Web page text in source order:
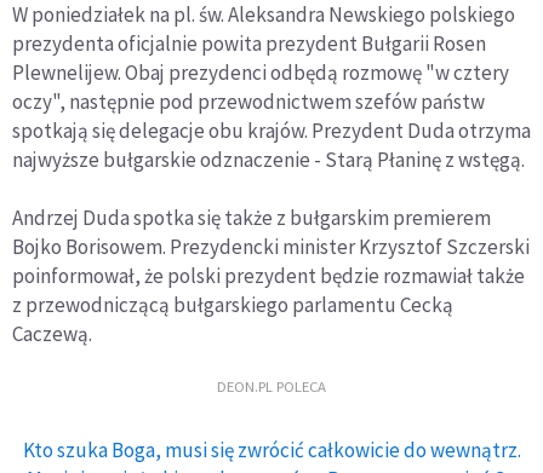
W poniedziałek na pl. św. Aleksandra Newskiego polskiego
prezydenta oficjalnie powita prezydent Bułgarii Rosen
Plewnelijew. Obaj prezydenci odbędą rozmowę "w cztery
oczy", następnie pod przewodnictwem szefów państw
spotkają się delegacje obu krajów. Prezydent Duda otrzyma
najwyższe bułgarskie odznaczenie - Starą Płaninę z wstęgą.
Andrzej Duda spotka się także z bułgarskim premierem
Bojko Borisowem. Prezydencki minister Krzysztof Szczerski
poinformował, że polski prezydent będzie rozmawiał także
z przewodniczącą bułgarskiego parlamentu Cecką
Caczewą.
DEON.PL POLECA
Kto szuka Boga, musi się zwrócić całkowicie do wewnątrz.